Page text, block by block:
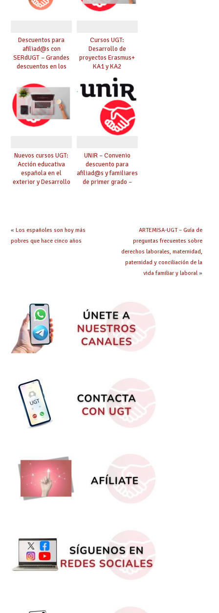
Descuentos para
afiliad@s con
SERdUGT – Grandes
descuentos en los
Cursos UGT:
Desarrollo de
proyectos Erasmus+
KA1 y KA2
Nuevos cursos UGT:
Acción educativa
española en el
exterior y Desarrollo
UNIR – Convenio
descuento para
afiliad@s y familiares
de primer grado –
« Los españoles son hoy más
pobres que hace cinco años
ARTEMISA-UGT – Guía de
preguntas frecuentes sobre
derechos laborales, maternidad,
paternidad y conciliación de la
vida familiar y laboral»